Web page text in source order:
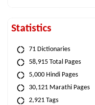
Statistics
71 Dictionaries
58,915 Total Pages
5,000 Hindi Pages
30,121 Marathi Pages
2,921 Tags